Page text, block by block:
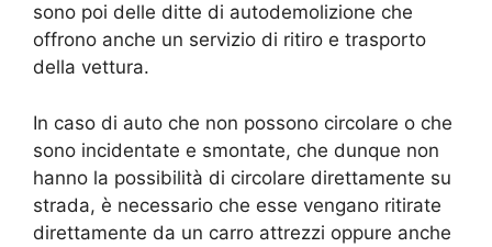
sono poi delle ditte di autodemolizione che
offrono anche un servizio di ritiro e trasporto
della vettura.
In caso di auto che non possono circolare o che
sono incidentate e smontate, che dunque non
hanno la possibilità di circolare direttamente su
strada, è necessario che esse vengano ritirate
direttamente da un carro attrezzi oppure anche